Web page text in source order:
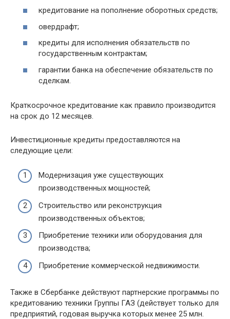
кредитование на пополнение оборотных средств;
овердрафт;
кредиты для исполнения обязательств по
государственным контрактам;
гарантии банка на обеспечение обязательств по
сделкам.
Краткосрочное кредитование как правило производится
на срок до 12 месяцев.
Инвестиционные кредиты предоставляются на
следующие цели:
Модернизация уже существующих
производственных мощностей;
Строительство или реконструкция
производственных объектов;
Приобретение техники или оборудования для
производства;
Приобретение коммерческой недвижимости.
Также в Сбербанке действуют партнерские программы по
кредитованию техники Группы ГАЗ (действует только для
предприятий, годовая выручка которых менее 25 млн.